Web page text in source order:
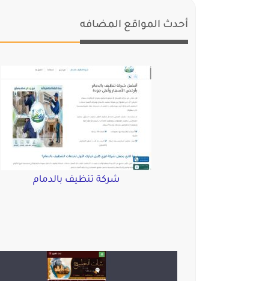
أحدث المواقع المضافه
شركة تنظيف بالدمام